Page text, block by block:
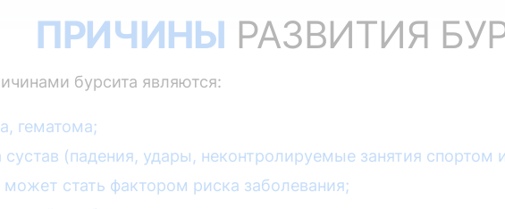
ПРИЧИНЫ РАЗВИТИЯ
бурсита являются:
гематома;
(падения, удары, неконтролируемые занятия спортом
стать фактором риска заболевания;